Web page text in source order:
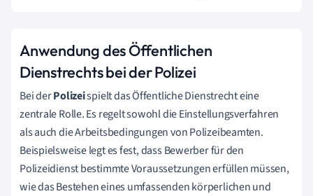
Anwendung des Öffentlichen
Dienstrechts bei der Polizei
Bei derPolizeispielt das Öffentliche Dienstrecht eine
zentrale Rolle. Es regelt sowohl die Einstellungsverfahren
als auch die Arbeitsbedingungen von Polizeibeamten.
Beispielsweise legt es fest, dass Bewerber für den
Polizeidienst bestimmte Voraussetzungen erfüllen müssen,
wie das Bestehen eines umfassenden körperlichen und